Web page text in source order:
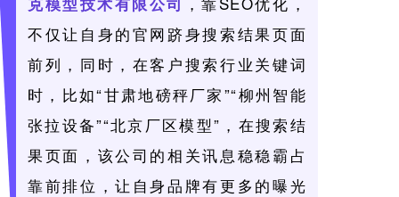
不仅让自身的官网跻身搜索结果页面
前列，同时，在客户搜索行业关键词
时，比如“甘肃地磅秤厂家”“柳州智能
张拉设备”“北京厂区模型”，在搜索结
果页面，该公司的相关讯息稳稳霸占
靠前排位，让自身品牌有更多的曝光